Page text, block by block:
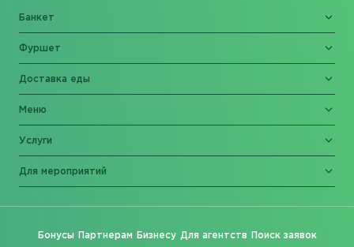
Банкет
Фуршет
Доставка еды
Меню
Услуги
Для мероприятий
Бонусы Партнерам Бизнесу Для агентств Поиск заявок